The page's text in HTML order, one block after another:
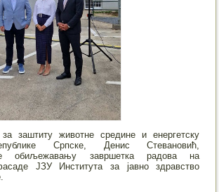
заштиту животне средине и енергетску
Српске, Денис Стевановић,
обиљежавању завршетка радова на
ЈЗУ Института за јавно здравство